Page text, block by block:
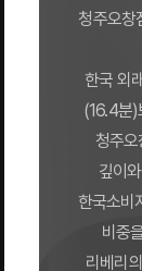
청주오창
한국 외
(16.4분
청주
깊이
한국소비
비중
리베리